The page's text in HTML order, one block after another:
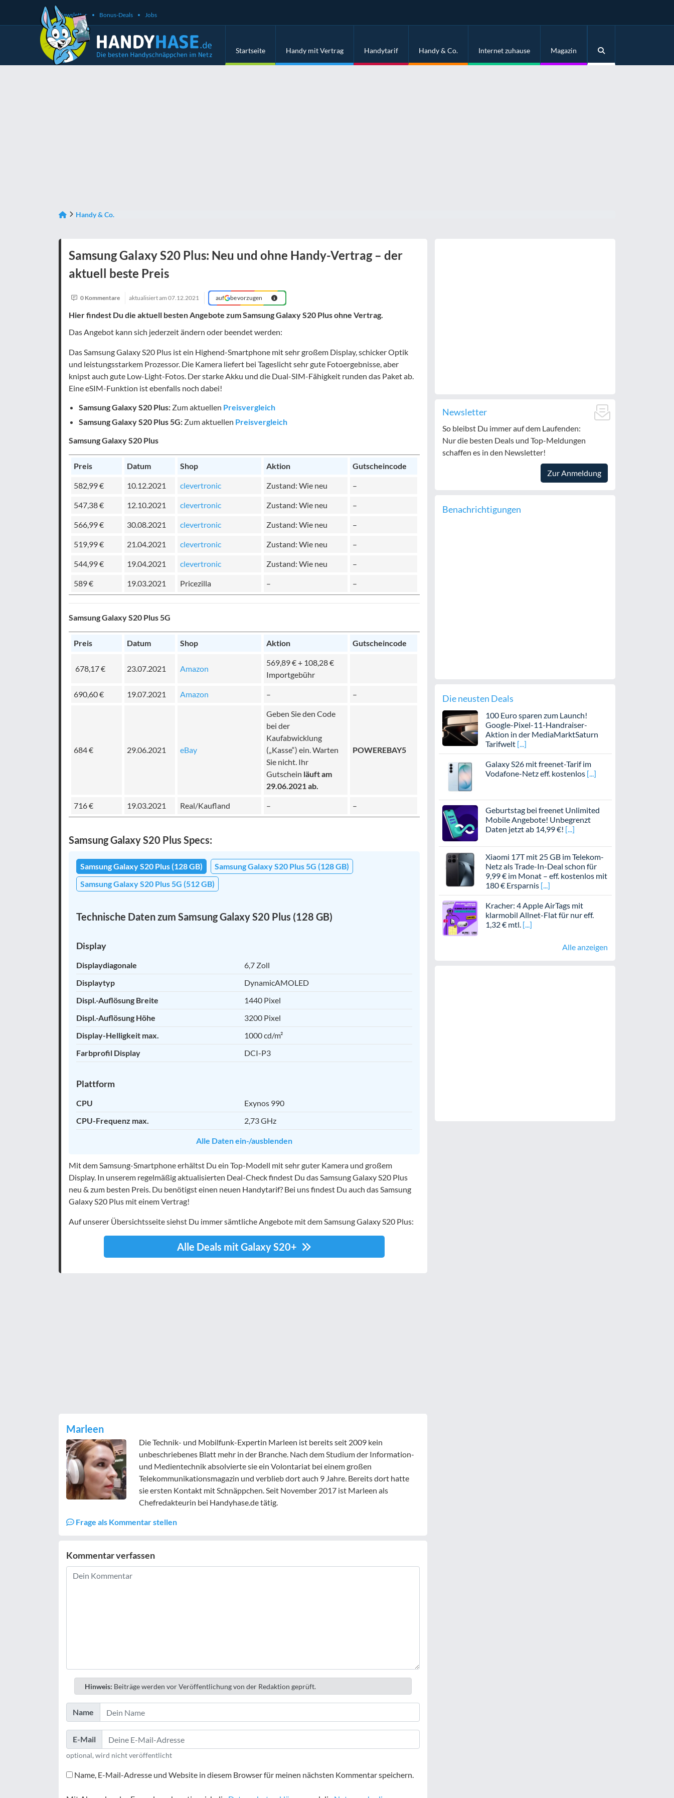
Newsletter Bonus-Deals Jobs
Startseite Handy mit Vertrag Handytarif Handy & Co. Internet zuhause Magazin
Handy & Co.
Samsung Galaxy S20 Plus: Neu und ohne Handy-Vertrag – der
aktuell beste Preis
0 Kommentare aktualisiert am 07.12.2021 auf bevorzugen
Hier findest Du die aktuell besten Angebote zum Samsung Galaxy S20 Plus ohne Vertrag.
Das Angebot kann sich jederzeit ändern oder beendet werden:
Das Samsung Galaxy S20 Plus ist ein Highend-Smartphone mit sehr großem Display, schicker Optik
und leistungsstarkem Prozessor. Die Kamera liefert bei Tageslicht sehr gute Fotoergebnisse, aber
knipst auch gute Low-Light-Fotos. Der starke Akku und die Dual-SIM-Fähigkeit runden das Paket ab.
Eine eSIM-Funktion ist ebenfalls noch dabei!
Samsung Galaxy S20 Plus: Zum aktuellen Preisvergleich
Samsung Galaxy S20 Plus 5G: Zum aktuellen Preisvergleich
Samsung Galaxy S20 Plus
Preis Datum Shop Aktion Gutscheincode
582,99 € 10.12.2021 clevertronic Zustand: Wie neu –
547,38 € 12.10.2021 clevertronic Zustand: Wie neu –
566,99 € 30.08.2021 clevertronic Zustand: Wie neu –
519,99 € 21.04.2021 clevertronic Zustand: Wie neu –
544,99 € 19.04.2021 clevertronic Zustand: Wie neu –
589 € 19.03.2021 Pricezilla – –
Samsung Galaxy S20 Plus 5G
Preis Datum Shop Aktion Gutscheincode
678,17 € 23.07.2021 Amazon
569,89 € + 108,28 €
Importgebühr
690,60 € 19.07.2021 Amazon – –
684 € 29.06.2021 eBay
Geben Sie den Code
bei der
Kaufabwicklung
(„Kasse“) ein. Warten
Sie nicht. Ihr
Gutschein läuft am
29.06.2021 ab.
POWEREBAY5
716 € 19.03.2021 Real/Kaufland – –
Samsung Galaxy S20 Plus Specs:
Samsung Galaxy S20 Plus (128 GB)
Samsung Galaxy S20 Plus 5G (128 GB)
Samsung Galaxy S20 Plus 5G (512 GB)
Technische Daten zum Samsung Galaxy S20 Plus (128 GB)
Display
Displaydiagonale
6,7 Zoll
Displaytyp
DynamicAMOLED
Displ.-Auflösung Breite
1440 Pixel
Displ.-Auflösung Höhe
3200 Pixel
Display-Helligkeit max.
1000 cd/m²
Farbprofil Display
DCI-P3
Plattform
CPU
Exynos 990
CPU-Frequenz max.
2,73 GHz
Alle Daten ein-/ausblenden
Mit dem Samsung-Smartphone erhältst Du ein Top-Modell mit sehr guter Kamera und großem
Display. In unserem regelmäßig aktualisierten Deal-Check findest Du das Samsung Galaxy S20 Plus
neu & zum besten Preis. Du benötigst einen neuen Handytarif? Bei uns findest Du auch das Samsung
Galaxy S20 Plus mit einem Vertrag!
Auf unserer Übersichtsseite siehst Du immer sämtliche Angebote mit dem Samsung Galaxy S20 Plus:
Alle Deals mit Galaxy S20+
Marleen
Die Technik- und Mobilfunk-Expertin Marleen ist bereits seit 2009 kein
unbeschriebenes Blatt mehr in der Branche. Nach dem Studium der Information-
und Medientechnik absolvierte sie ein Volontariat bei einem großen
Telekommunikationsmagazin und verblieb dort auch 9 Jahre. Bereits dort hatte
sie ersten Kontakt mit Schnäppchen. Seit November 2017 ist Marleen als
Chefredakteurin bei Handyhase.de tätig.
Frage als Kommentar stellen
Kommentar verfassen
Hinweis: Beiträge werden vor Veröffentlichung von der Redaktion geprüft.
Name
E-Mail
optional, wird nicht veröffentlicht
Name, E-Mail-Adresse und Website in diesem Browser für meinen nächsten Kommentar speichern.
Newsletter
So bleibst Du immer auf dem Laufenden:
Nur die besten Deals und Top-Meldungen
schaffen es in den Newsletter!
Zur Anmeldung
Benachrichtigungen
Die neusten Deals
100 Euro sparen zum Launch!
Google-Pixel-11-Handraiser-
Aktion in der MediaMarktSaturn
Tarifwelt
Galaxy S26 mit freenet-Tarif im
Vodafone-Netz eff. kostenlos
Geburtstag bei freenet Unlimited
Mobile Angebote! Unbegrenzt
Daten jetzt ab 14,99 €!
Xiaomi 17T mit 25 GB im Telekom-
Netz als Trade-In-Deal schon für
9,99 € im Monat – eff. kostenlos mit
180 € Ersparnis
Kracher: 4 Apple AirTags mit
klarmobil Allnet-Flat für nur eff.
1,32 € mtl.
Alle anzeigen